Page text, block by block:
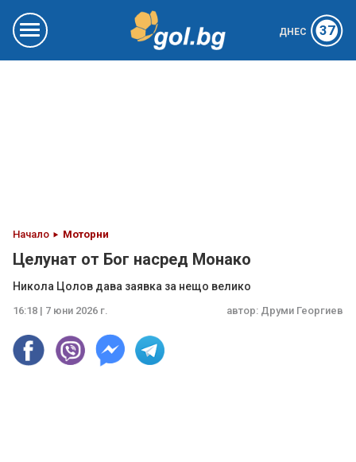
ДНЕС 37
Начало Моторни
Целунат от Бог насред Монако
Никола Цолов дава заявка за нещо велико
16:18 | 7 юни 2026 г. автор: Друми Георгиев